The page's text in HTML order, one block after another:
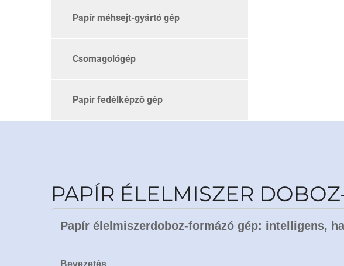
Papír méhsejt-gyártó gép
Csomagológép
Papír fedélképző gép
PAPÍR ÉLELMISZER
Papír élelmiszerdoboz-formázó gép: intelligens,
Bevezetés